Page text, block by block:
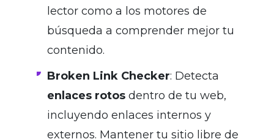
lector como a los motores de
búsqueda a comprender mejor tu
contenido.
Broken Link Checker: Detecta
enlaces rotos dentro de tu web,
incluyendo enlaces internos y
externos. Mantener tu sitio libre de